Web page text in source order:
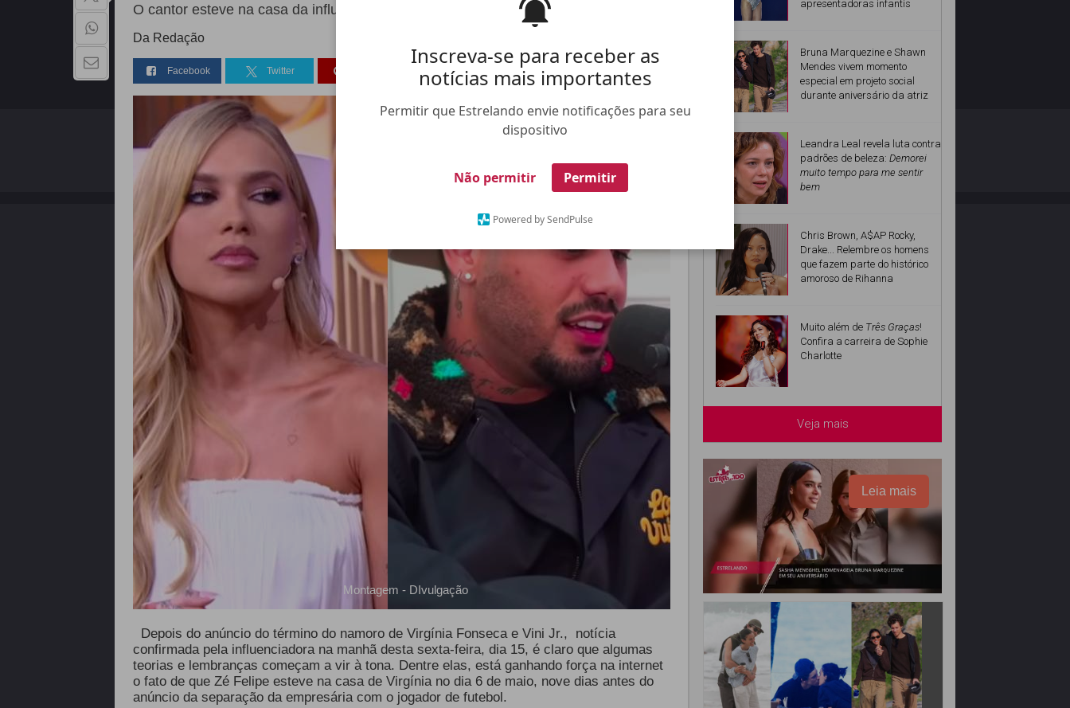
Inscreva-se para receber as
notícias mais importantes
Permitir que Estrelando envie notificações para seu
dispositivo
Não permitir Permitir
Powered by SendPulse
O cantor esteve na casa da influencer no início do mês de maio
Da Redação
Facebook Twitter Whatsapp
Montagem - DIvulgação
Depois do anúncio do término do namoro de Virgínia Fonseca e Vini Jr., notícia
confirmada pela influenciadora na manhã desta sexta-feira, dia 15, é claro que algumas
teorias e lembranças começam a vir à tona. Dentre elas, está ganhando força na internet
o fato de que Zé Felipe esteve na casa de Virgínia no dia 6 de maio, nove dias antes do
anúncio da separação da empresária com o jogador de futebol.
apresentadoras infantis
Bruna Marquezine e Shawn
Mendes vivem momento
especial em projeto social
durante aniversário da atriz
Leandra Leal revela luta contra
padrões de beleza: Demorei
muito tempo para me sentir
bem
Chris Brown, A$AP Rocky,
Drake... Relembre os homens
que fazem parte do histórico
amoroso de Rihanna
Muito além de Três Graças!
Confira a carreira de Sophie
Charlotte
Veja mais
Leia mais
QUEM SOMOS ANUNCIE NO ESTRELANDO TRABALHE NO ESTRELANDO
Copyright - 2026 | Todos os direitos reservados Desenvolvido por